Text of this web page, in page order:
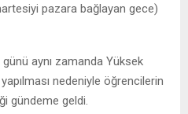
pazara bağlayan gece)
günü aynı zamanda Yüksek
nedeniyle öğrencilerin
gündeme geldi.